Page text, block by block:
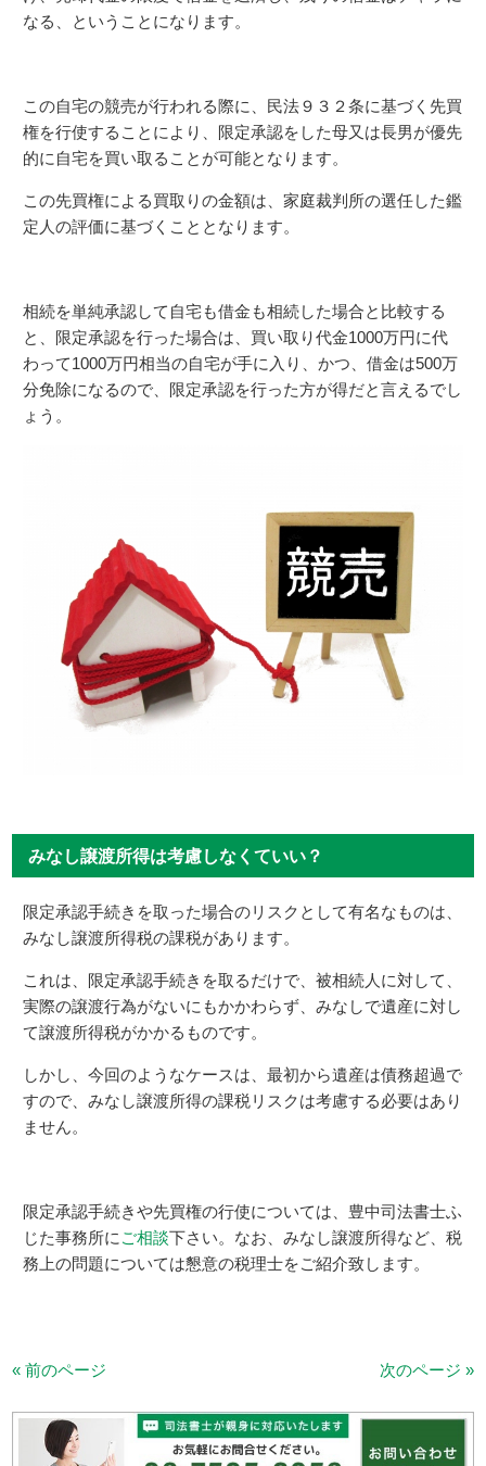
なる、ということになります。
この自宅の競売が行われる際に、民法９３２条に基づく先買
権を行使することにより、限定承認をした母又は長男が優先
的に自宅を買い取ることが可能となります。
この先買権による買取りの金額は、家庭裁判所の選任した鑑
定人の評価に基づくこととなります。
相続を単純承認して自宅も借金も相続した場合と比較する
と、限定承認を行った場合は、買い取り代金1000万円に代
わって1000万円相当の自宅が手に入り、かつ、借金は500万
分免除になるので、限定承認を行った方が得だと言えるでし
ょう。
みなし譲渡所得は考慮しなくていい？
限定承認手続きを取った場合のリスクとして有名なものは、
みなし譲渡所得税の課税があります。
これは、限定承認手続きを取るだけで、被相続人に対して、
実際の譲渡行為がないにもかかわらず、みなしで遺産に対し
て譲渡所得税がかかるものです。
しかし、今回のようなケースは、最初から遺産は債務超過で
すので、みなし譲渡所得の課税リスクは考慮する必要はあり
ません。
限定承認手続きや先買権の行使については、豊中司法書士ふ
じた事務所に ご相談下さい。なお、みなし譲渡所得など、税
務上の問題については懇意の税理士をご紹介致します。
« 前のページ 次のページ »